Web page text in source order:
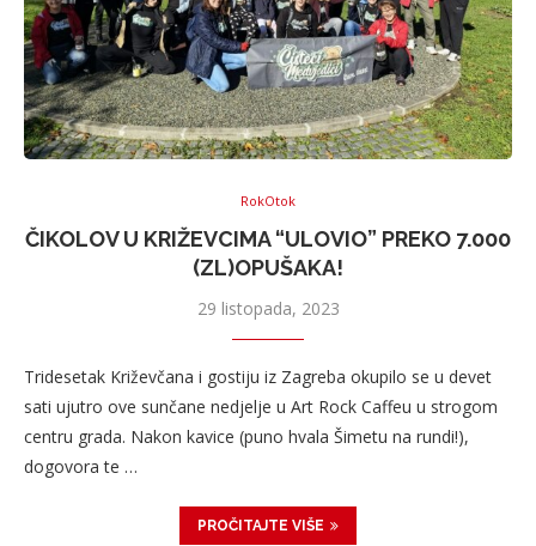
RokOtok
ČIKOLOV U KRIŽEVCIMA “ULOVIO” PREKO 7.000
(ZL)OPUŠAKA!
29 listopada, 2023
Tridesetak Križevčana i gostiju iz Zagreba okupilo se u devet
sati ujutro ove sunčane nedjelje u Art Rock Caffeu u strogom
centru grada. Nakon kavice (puno hvala Šimetu na rundi!),
dogovora te …
PROČITAJTE VIŠE